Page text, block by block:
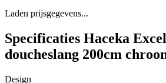
Laden prijsgegevens...
Specificaties Haceka
doucheslang 200cm
Design